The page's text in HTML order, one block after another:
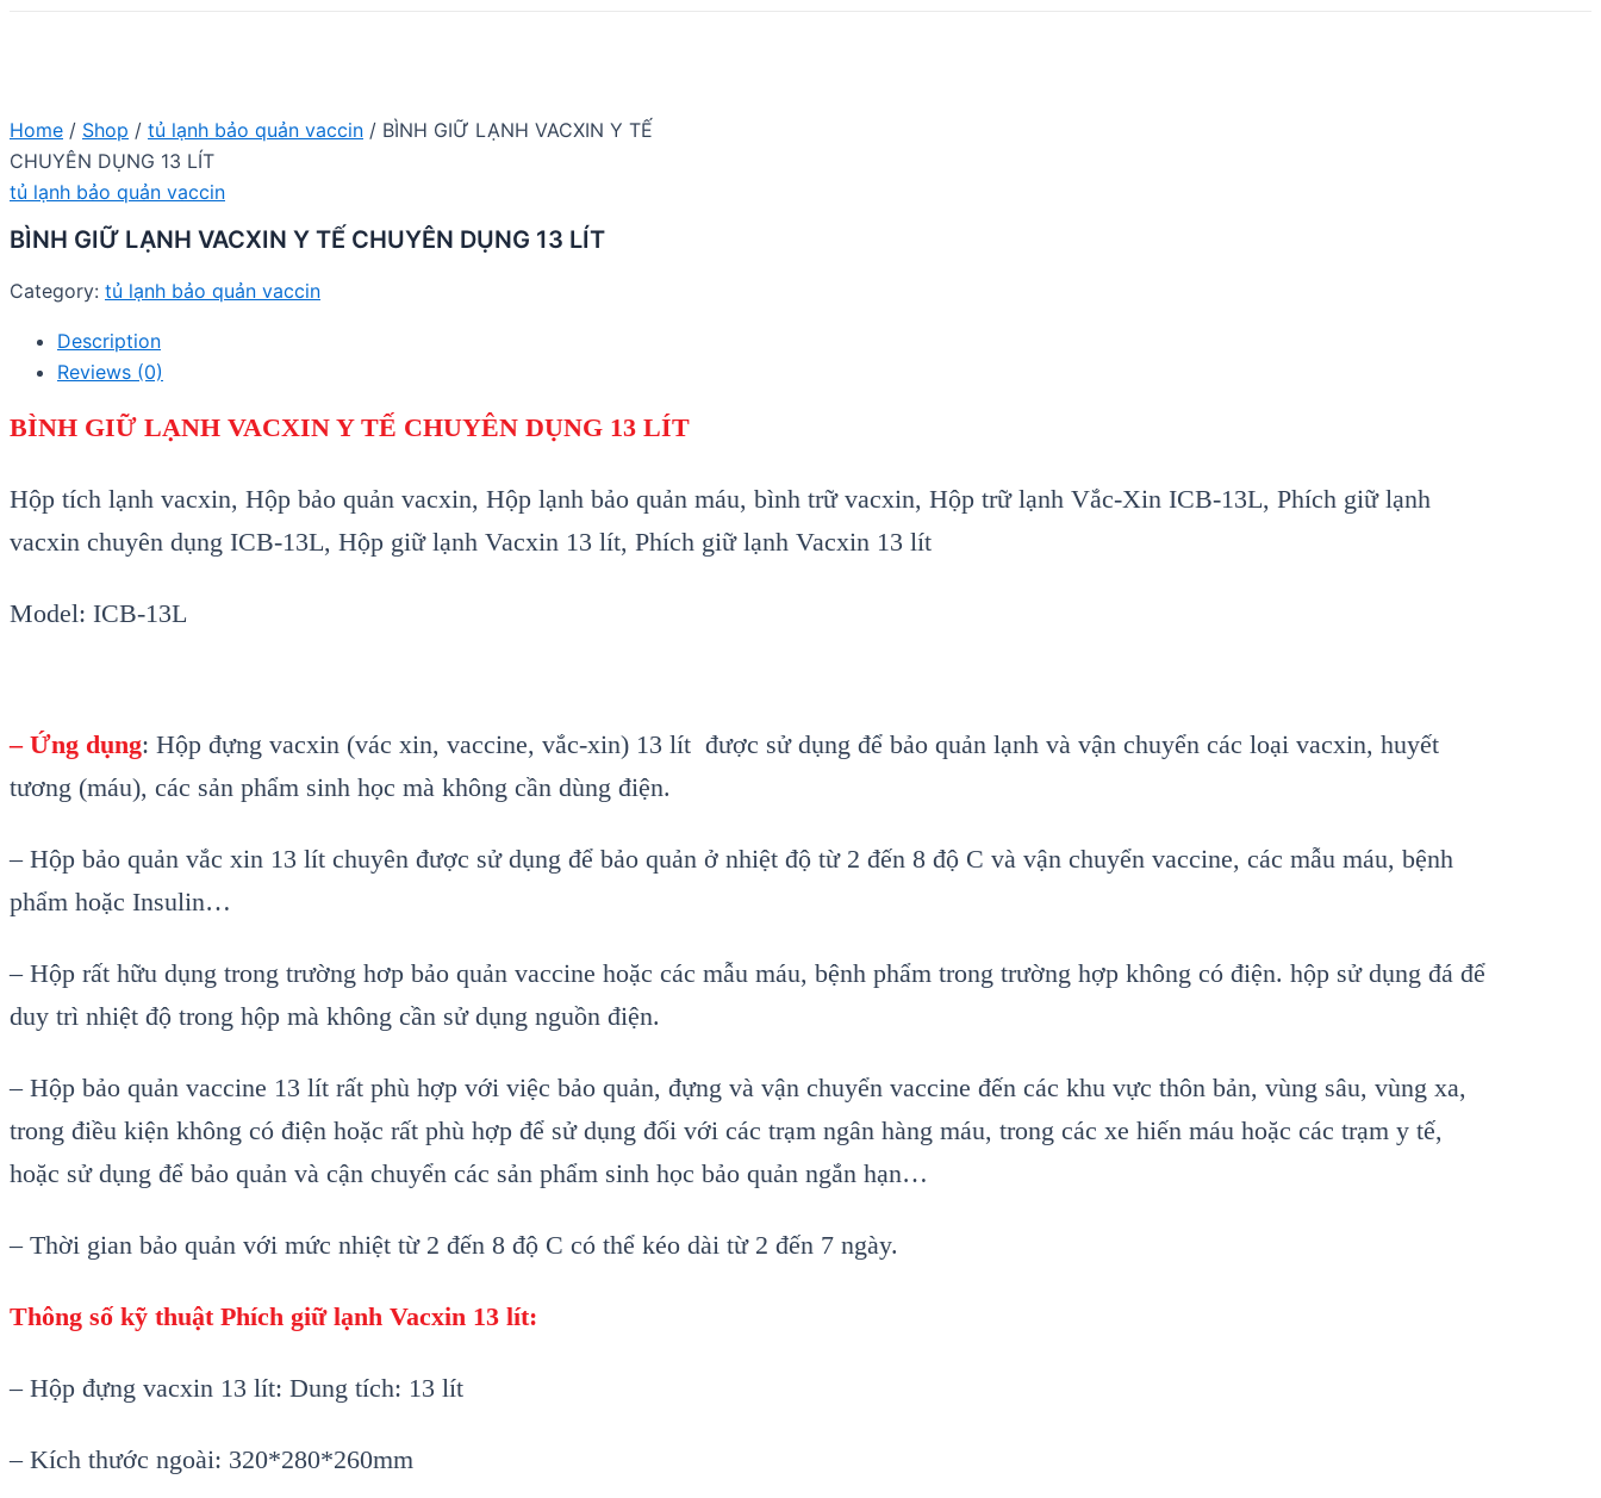
Home / Shop / tủ lạnh bảo quản vaccin / BÌNH GIỮ LẠNH VACXIN Y TẾ
CHUYÊN DỤNG 13 LÍT
tủ lạnh bảo quản vaccin
BÌNH GIỮ LẠNH VACXIN Y TẾ CHUYÊN DỤNG 13 LÍT
Category: tủ lạnh bảo quản vaccin
Description
Reviews (0)
BÌNH GIỮ LẠNH VACXIN Y TẾ CHUYÊN DỤNG 13 LÍT
Hộp tích lạnh vacxin, Hộp bảo quản vacxin, Hộp lạnh bảo quản máu, bình trữ vacxin, Hộp trữ lạnh Vắc-Xin ICB-13L, Phích giữ lạnh
vacxin chuyên dụng ICB-13L, Hộp giữ lạnh Vacxin 13 lít, Phích giữ lạnh Vacxin 13 lít
Model: ICB-13L
– Ứng dụng: Hộp đựng vacxin (vác xin, vaccine, vắc-xin) 13 lít được sử dụng để bảo quản lạnh và vận chuyển các loại vacxin, huyết
tương (máu), các sản phẩm sinh học mà không cần dùng điện.
– Hộp bảo quản vắc xin 13 lít chuyên được sử dụng để bảo quản ở nhiệt độ từ 2 đến 8 độ C và vận chuyển vaccine, các mẫu máu, bệnh
phẩm hoặc Insulin…
– Hộp rất hữu dụng trong trường hơp bảo quản vaccine hoặc các mẫu máu, bệnh phẩm trong trường hợp không có điện. hộp sử dụng đá để
duy trì nhiệt độ trong hộp mà không cần sử dụng nguồn điện.
– Hộp bảo quản vaccine 13 lít rất phù hợp với việc bảo quản, đựng và vận chuyển vaccine đến các khu vực thôn bản, vùng sâu, vùng xa,
trong điều kiện không có điện hoặc rất phù hợp để sử dụng đối với các trạm ngân hàng máu, trong các xe hiến máu hoặc các trạm y tế,
hoặc sử dụng để bảo quản và cận chuyển các sản phẩm sinh học bảo quản ngắn hạn…
– Thời gian bảo quản với mức nhiệt từ 2 đến 8 độ C có thể kéo dài từ 2 đến 7 ngày.
Thông số kỹ thuật Phích giữ lạnh Vacxin 13 lít:
– Hộp đựng vacxin 13 lít: Dung tích: 13 lít
– Kích thước ngoài: 320*280*260mm